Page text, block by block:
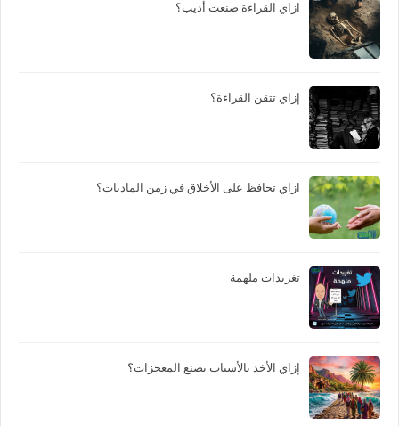
ازاي القراءة صنعت أديب؟
إزاي تتقن القراءة؟
ازاي تحافظ على الأخلاق في زمن الماديات؟
تغريدات ملهمة
إزاي الأخذ بالأسباب يصنع المعجزات؟